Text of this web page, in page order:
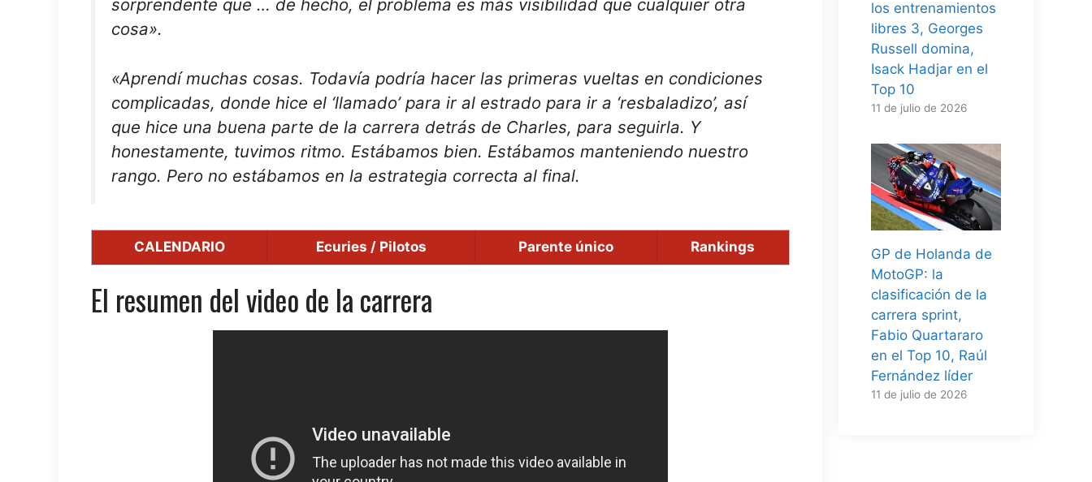
sorprendente que … de hecho, el problema es más visibilidad que cualquier otra
cosa».
«Aprendí muchas cosas. Todavía podría hacer las primeras vueltas en condiciones
complicadas, donde hice el ‘llamado’ para ir al estrado para ir a ‘resbaladizo’, así
que hice una buena parte de la carrera detrás de Charles, para seguirla. Y
honestamente, tuvimos ritmo. Estábamos bien. Estábamos manteniendo nuestro
rango. Pero no estábamos en la estrategia correcta al final.
CALENDARIO Ecuries / Pilotos Parente único Rankings
El resumen del video de la carrera
los entrenamientos
libres 3, Georges
Russell domina,
Isack Hadjar en el
Top 10
11 de julio de 2026
GP de Holanda de
MotoGP: la
clasificación de la
carrera sprint,
Fabio Quartararo
en el Top 10, Raúl
Fernández líder
11 de julio de 2026